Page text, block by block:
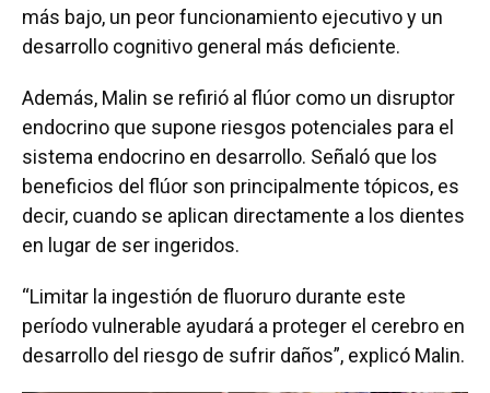
más bajo, un peor funcionamiento ejecutivo y un
desarrollo cognitivo general más deficiente.
Además, Malin se refirió al flúor como un disruptor
endocrino que supone riesgos potenciales para el
sistema endocrino en desarrollo. Señaló que los
beneficios del flúor son principalmente tópicos, es
decir, cuando se aplican directamente a los dientes
en lugar de ser ingeridos.
“Limitar la ingestión de fluoruro durante este
período vulnerable ayudará a proteger el cerebro en
desarrollo del riesgo de sufrir daños”, explicó Malin.